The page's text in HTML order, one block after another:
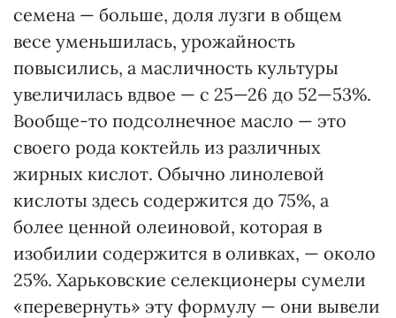
семена — больше, доля лузги в общем
весе уменьшилась, урожайность
повысились, а масличность культуры
увеличилась вдвое — с 25—26 до 52—53%.
Вообще-то подсолнечное масло — это
своего рода коктейль из различных
жирных кислот. Обычно линолевой
кислоты здесь содержится до 75%, а
более ценной олеиновой, которая в
изобилии содержится в оливках, — около
25%. Харьковские селекционеры сумели
«перевернуть» эту формулу — они вывели